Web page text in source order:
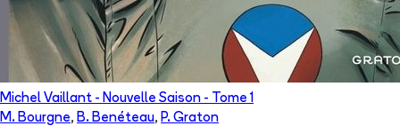
Michel Vaillant - Nouvelle Saison - Tome 1
M. Bourgne, B. Benéteau, P. Graton